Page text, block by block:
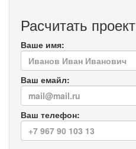
Расчитать проект
Ваше имя:
Ваш емайл:
Ваш телефон: